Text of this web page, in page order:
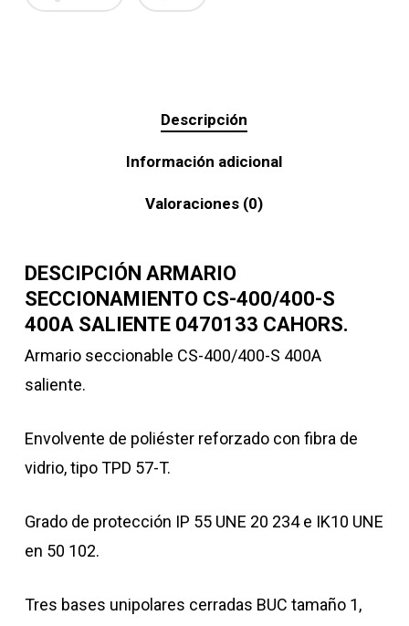
Descripción
Información adicional
Valoraciones (0)
DESCIPCIÓN ARMARIO
SECCIONAMIENTO CS-400/400-S
400A SALIENTE 0470133 CAHORS.
Armario seccionable CS-400/400-S 400A
saliente.
Envolvente de poliéster reforzado con fibra de
vidrio, tipo TPD 57-T.
Grado de protección IP 55 UNE 20 234 e IK10 UNE
en 50 102.
Tres bases unipolares cerradas BUC tamaño 1,